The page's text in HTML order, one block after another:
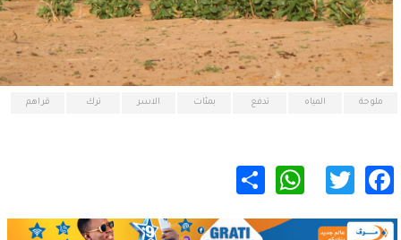
ملوحة المياه تدفع بمئات الاسر ترك قراهم
Facebook
Twitter
WhatsApp